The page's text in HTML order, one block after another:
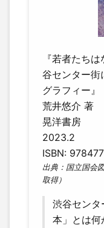
『若者たち
谷センター街
グラフィー』
荒井悠介 著
晃洋書房
2023.2
ISBN:
出典：国立国会
取得）
渋谷センタ
本」とは